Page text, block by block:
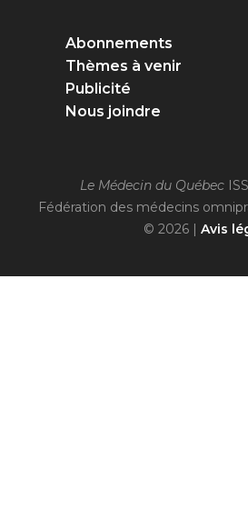
Abonnements
Thèmes à venir
Publicité
Nous joindre
Le Médecin du Québec
Fédération des médecins
© 2026 | Avis